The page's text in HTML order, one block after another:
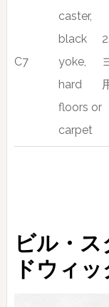
C7
caster,
black
yoke,
hard
floors or
carpet
ビル・
ドウィ